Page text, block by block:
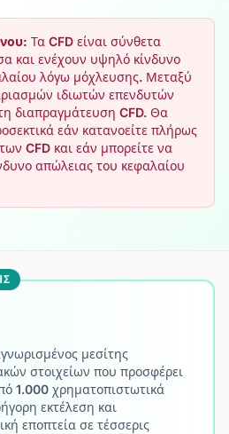
Τα CFD είναι σύνθετα
και ενέχουν υψηλό κίνδυνο
λόγω μόχλευσης. Μεταξύ
ιδιωτών επενδυτών
διαπραγμάτευση CFD. Θα
εάν κατανοείτε πλήρως
CFD και εάν μπορείτε να
απώλειας του κεφαλαίου
μεσίτης
στοιχείων που προσφέρει
1.000 χρηματοπιστωτικά
εκτέλεση και
εποπτεία σε τέσσερις